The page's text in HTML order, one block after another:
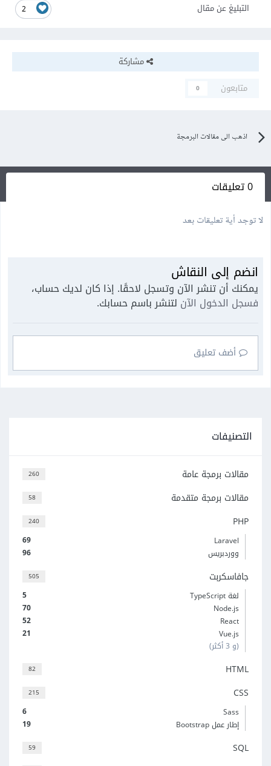
2 التبليغ عن مقال
مشاركة
متابعون
0
اذهب الى مقالات البرمجة
0 تعليقات
لا توجد أية تعليقات بعد
انضم إلى النقاش
يمكنك أن تنشر الآن وتسجل لاحقًا. إذا كان لديك حساب،
فسجل الدخول الآن لتنشر باسم حسابك.
أضف تعليق
التصنيفات
260 مقالات برمجة عامة
58 مقالات برمجة متقدمة
240 PHP
69
Laravel
96
ووردبريس
505 جافاسكربت
5
لغة TypeScript
70
Node.js
52
React
21
Vue.js
(و 3 أكثر)
82 HTML
215 CSS
6
Sass
19
إطار عمل Bootstrap
59 SQL